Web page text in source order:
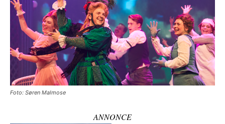
Foto: Søren Malmose
ANNONCE